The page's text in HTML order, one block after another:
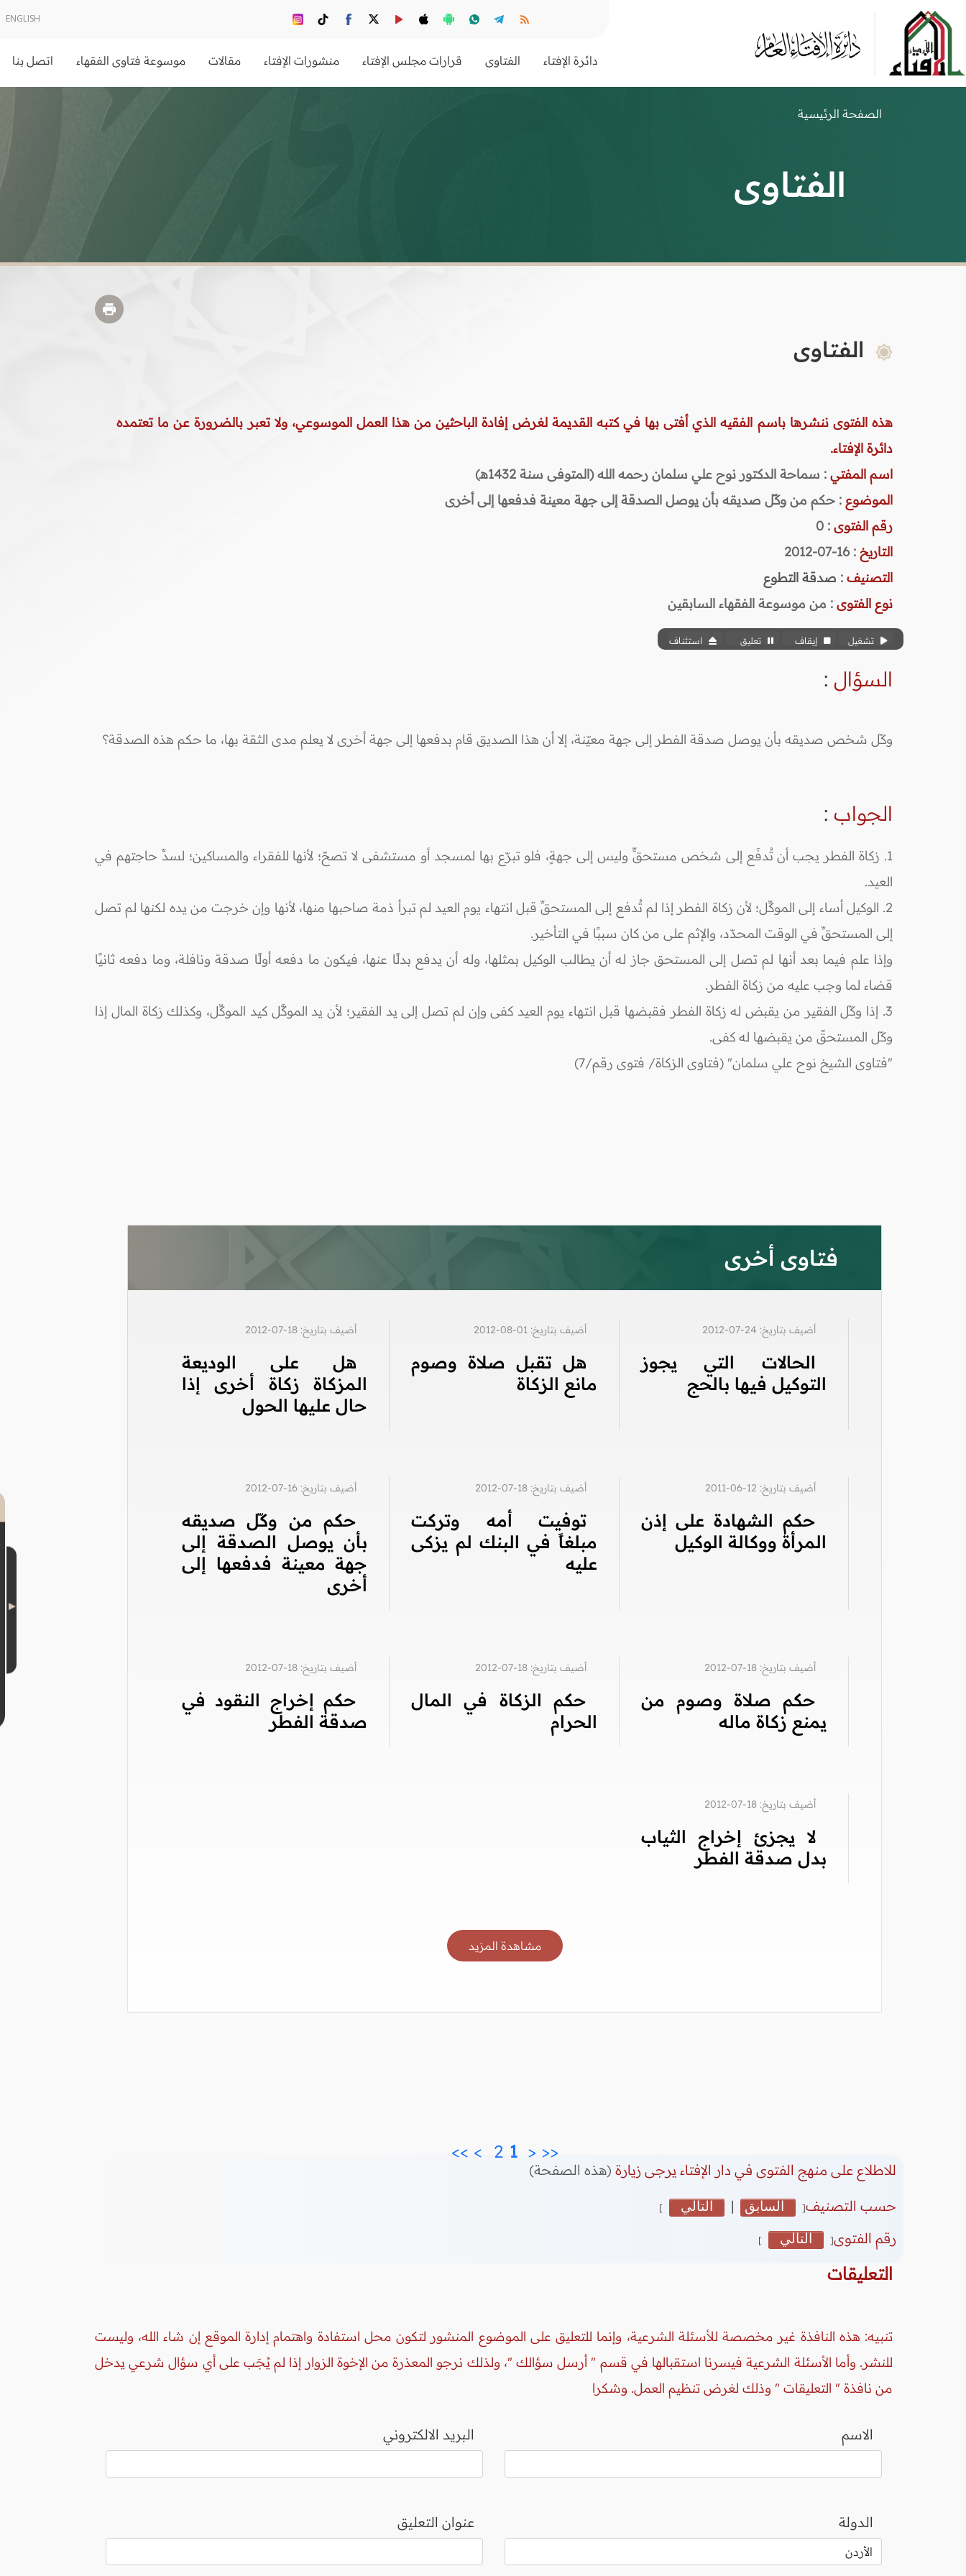
ENGLISH
دائرة الإفتاء الفتاوى قرارات مجلس الإفتاء منشورات الإفتاء مقالات موسوعة فتاوى الفقهاء اتصل بنا
الصفحة الرئيسية
الفتاوى
الفتاوى
هذه الفتوى ننشرها باسم الفقيه الذي أفتى بها في كتبه القديمة لغرض إفادة الباحثين من هذا العمل الموسوعي، ولا تعبر بالضرورة عن ما تعتمده
دائرة الإفتاء.
اسم المفتي : سماحة الدكتور نوح علي سلمان رحمه الله (المتوفى سنة 1432هـ)
الموضوع : حكم من وكّل صديقه بأن يوصل الصدقة إلى جهة معينة فدفعها إلى أخرى
رقم الفتوى :
0
التاريخ : 16-07-2012
التصنيف : صدقة التطوع
نوع الفتوى : من موسوعة الفقهاء السابقين
تشغيل إيقاف تعليق استئناف
السؤال :
وكّل شخص صديقه بأن يوصل صدقة الفطر إلى جهة معيّنة، إلا أن هذا الصديق قام بدفعها إلى جهة أخرى لا يعلم مدى الثقة بها، ما حكم هذه الصدقة؟
الجواب :
1. زكاة الفطر يجب أن تُدفَع إلى شخص مستحقٍّ وليس إلى جهةٍ، فلو تبرّع بها لمسجد أو مستشفى لا تصحّ؛ لأنها للفقراء والمساكين؛ لسدِّ حاجتهم في
العيد.
2. الوكيل أساء إلى الموكِّل؛ لأن زكاة الفطر إذا لم تُدفع إلى المستحقِّ قبل انتهاء يوم العيد لم تبرأ ذمة صاحبها منها، لأنها وإن خرجت من يده لكنها لم تصل
إلى المستحقِّ في الوقت المحدّد، والإثم على من كان سببًا في التأخير.
وإذا علم فيما بعد أنها لم تصل إلى المستحق جاز له أن يطالب الوكيل بمثلها، وله أن يدفع بدلًا عنها، فيكون ما دفعه أولًا صدقة ونافلة، وما دفعه ثانيًا
قضاء لما وجب عليه من زكاة الفطر.
3. إذا وكّل الفقير من يقبض له زكاة الفطر فقبضها قبل انتهاء يوم العيد كفى وإن لم تصل إلى يد الفقير؛ لأن يد الموكَّل كيد الموكِّل، وكذلك زكاة المال إذا
وكّل المستحقّ من يقبضها له كفى.
"فتاوى الشيخ نوح علي سلمان" (فتاوى الزكاة/ فتوى رقم/7)
فتاوى أخرى
أضيف بتاريخ: 24-07-2012
الحالات التي يجوز
التوكيل فيها بالحج
أضيف بتاريخ: 01-08-2012
هل تقبل صلاة وصوم
مانع الزكاة
أضيف بتاريخ: 18-07-2012
هل على الوديعة
المزكاة زكاة أخرى إذا
حال عليها الحول
أضيف بتاريخ: 12-06-2011
حكم الشهادة على إذن
المرأة ووكالة الوكيل
أضيف بتاريخ: 18-07-2012
توفيت أمه وتركت
مبلغاً في البنك لم يزكى
عليه
أضيف بتاريخ: 16-07-2012
حكم من وكّل صديقه
بأن يوصل الصدقة إلى
جهة معينة فدفعها إلى
أخرى
أضيف بتاريخ: 18-07-2012
حكم صلاة وصوم من
يمنع زكاة ماله
أضيف بتاريخ: 18-07-2012
حكم الزكاة في المال
الحرام
أضيف بتاريخ: 18-07-2012
حكم إخراج النقود في
صدقة الفطر
أضيف بتاريخ: 18-07-2012
لا يجزئ إخراج الثياب
بدل صدقة الفطر
مشاهدة المزيد
<<
<
2
>
>>
للاطلاع على منهج الفتوى في دار الإفتاء يرجى زيارة (هذه الصفحة)
حسب التصنيف[ السابق | التالي ]
رقم الفتوى[ التالي ]
التعليقات
تنبيه: هذه النافذة غير مخصصة للأسئلة الشرعية، وإنما للتعليق على الموضوع المنشور لتكون محل استفادة واهتمام إدارة الموقع إن شاء الله، وليست
للنشر. وأما الأسئلة الشرعية فيسرنا استقبالها في قسم " أرسل سؤالك "، ولذلك نرجو المعذرة من الإخوة الزوار إذا لم يُجَب على أي سؤال شرعي يدخل
من نافذة " التعليقات " وذلك لغرض تنظيم العمل. وشكرا
الاسم البريد الالكتروني
الدولة عنوان التعليق